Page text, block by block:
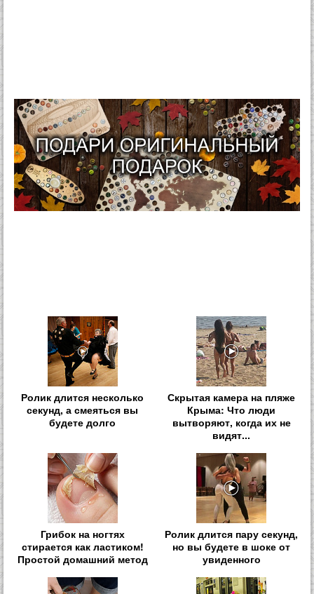
Ролик длится несколько
секунд, а смеяться вы
будете долго
Скрытая камера на пляже
Крыма: Что люди
вытворяют, когда их не
видят...
Грибок на ногтях
стирается как ластиком!
Простой домашний метод
Ролик длится пару секунд,
но вы будете в шоке от
увиденного